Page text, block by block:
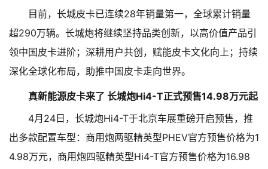
目前，长城皮卡已连续28年销量第一，全球累计销量
超290万辆。长城炮将继续坚持品类创新，以高价值产品引
领中国皮卡进阶；深耕用户共创，赋能皮卡文化向上；持续
深化全球化布局，助推中国皮卡走向世界。
真新能源皮卡来了 长城炮Hi4-T正式预售14.98万元起
4月24日，长城炮Hi4-T于北京车展重磅开启预售，推
出多款配置车型：商用炮两驱精英型PHEV官方预售价格为1
4.98万元，商用炮四驱精英型Hi4-T官方预售价格为16.98